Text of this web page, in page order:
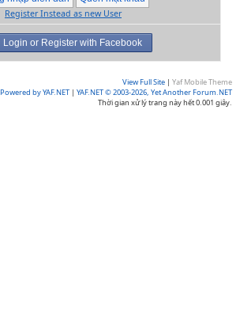
Register Instead as new User
Login or Register with Facebook
View Full Site | Yaf Mobile Theme
Powered by YAF.NET | YAF.NET © 2003-2026, Yet Another Forum.NET
Thời gian xử lý trang này hết 0.001 giây.